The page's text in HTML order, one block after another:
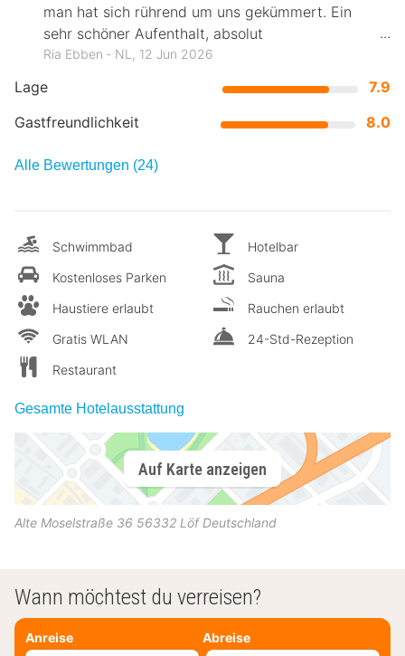
Lage
7.9
Gastfreundlichkeit
8.0
man hat sich rührend um uns gekümmert. Ein
sehr schöner Aufenthalt, absolut
empfehlenswert.
Ria Ebben ‐ NL, 12 Jun 2026
Alle Bewertungen (24)
Schwimmbad
Kostenloses Parken
Haustiere erlaubt
Gratis WLAN
Restaurant
Hotelbar
Sauna
Rauchen erlaubt
24-Std-Rezeption
Gesamte Hotelausstattung
Auf Karte anzeigen
Alte Moselstraße 36 56332 Löf Deutschland
Wann möchtest du verreisen?
Anreise Abreise